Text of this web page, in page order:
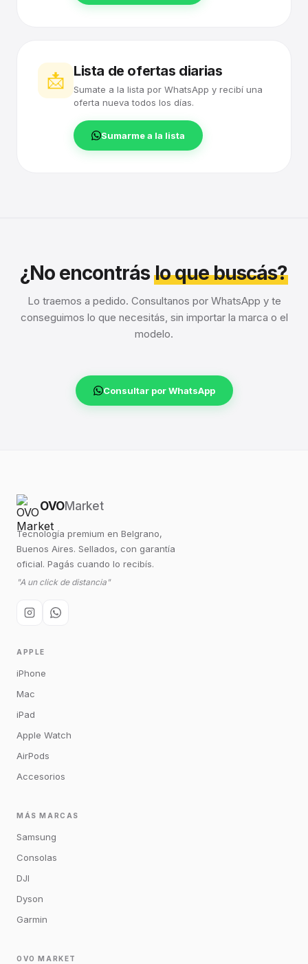
📩 Lista de ofertas diarias
Sumate a la lista por WhatsApp y recibí una
oferta nueva todos los días.
Sumarme a la lista
¿No encontráslo que buscás?
Lo traemos a pedido. Consultanos por WhatsApp y te
conseguimos lo que necesitás, sin importar la marca o el
modelo.
Consultar por WhatsApp
OVOMarket
Tecnología premium en Belgrano,
Buenos Aires. Sellados, con garantía
oficial. Pagás cuando lo recibís.
"A un click de distancia"
APPLE
iPhone
Mac
iPad
Apple Watch
AirPods
Accesorios
MÁS MARCAS
Samsung
Consolas
DJI
Dyson
Garmin
OVO MARKET